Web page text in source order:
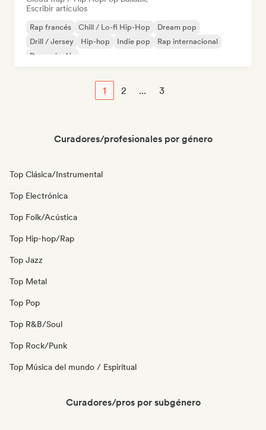
Escribir artículos
Rap francés Chill / Lo-fi Hip-Hop
Dream pop
Drill / Jersey
Hip-hop Indie pop
Rap internacional
Rap en inglés
1 2 ... 3
Curadores/profesionales por género
Top Clásica/Instrumental
Top Electrónica
Top Folk/Acústica
Top Hip-hop/Rap
Top Jazz
Top Metal
Top Pop
Top R&B/Soul
Top Rock/Punk
Top Música del mundo / Espiritual
Curadores/pros por subgénero